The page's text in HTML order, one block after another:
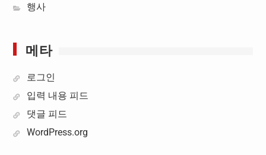
행사
메타
로그인
입력 내용 피드
댓글 피드
WordPress.org